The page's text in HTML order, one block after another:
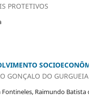
PROTETIVOS
GONÇALO DO
Raimundo Batista